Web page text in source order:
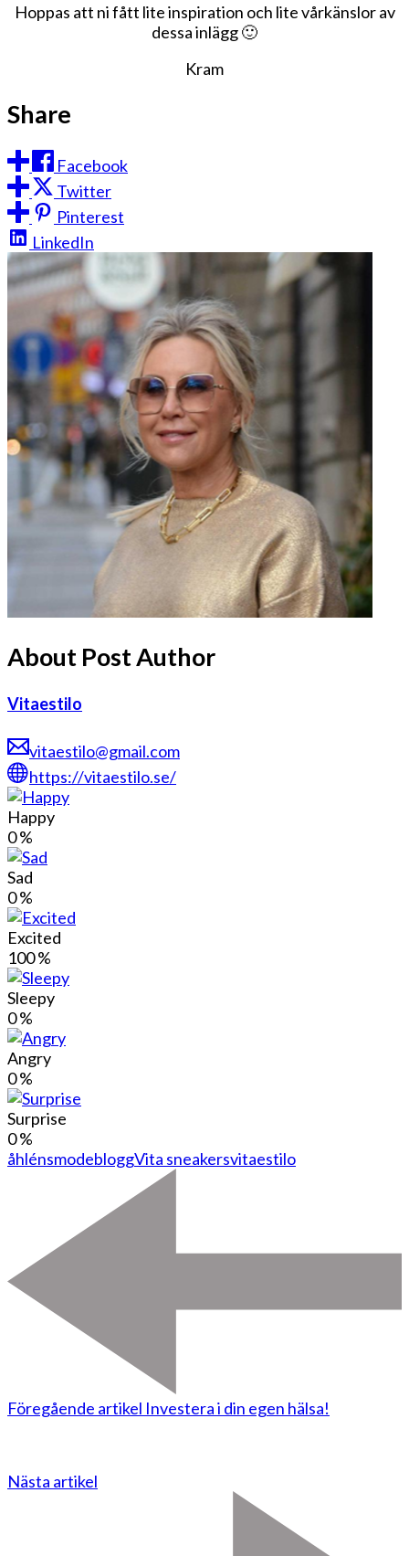
Hoppas att ni fått lite inspiration och lite vårkänslor av
dessa inlägg 🙂
Kram
Share
Facebook
Twitter
Pinterest
LinkedIn
About Post Author
Vitaestilo
vitaestilo@gmail.com
https://vitaestilo.se/
Happy
0%
Sad
0%
Excited
100%
Sleepy
0%
Angry
0%
Surprise
0%
åhlénsmodebloggVita sneakersvitaestilo
Föregående artikel Investera i din egen hälsa!
Nästa artikel